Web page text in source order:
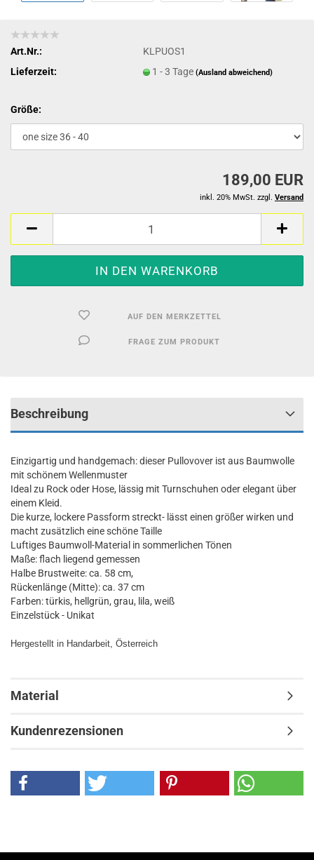
Art.Nr.:
KLPUOS1
Lieferzeit:
1 - 3 Tage(Ausland abweichend)
Größe:
189,00 EUR
inkl. 20% MwSt. zzgl. Versand
AUF DEN MERKZETTEL
FRAGE ZUM PRODUKT
Beschreibung
Einzigartig und handgemach: dieser Pullovover ist aus Baumwolle
mit schönem Wellenmuster
Ideal zu Rock oder Hose, lässig mit Turnschuhen oder elegant über
einem Kleid.
Die kurze, lockere Passform streckt- lässt einen größer wirken und
macht zusätzlich eine schöne Taille
Luftiges Baumwoll-Material in sommerlichen Tönen
Maße: flach liegend gemessen
Halbe Brustweite: ca. 58 cm,
Rückenlänge (Mitte): ca. 37 cm
Farben: türkis, hellgrün, grau, lila, weiß
Einzelstück - Unikat
Hergestellt in Handarbeit, Österreich
Material
Kundenrezensionen